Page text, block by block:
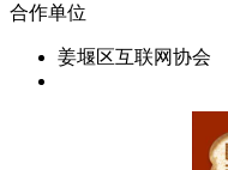
合作单位
姜堰区互联网协会